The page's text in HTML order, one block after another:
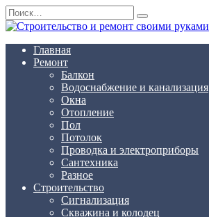
Перейти
к
содержанию
Search
for:
Главная
Ремонт
Балкон
Водоснабжение и канализация
Окна
Отопление
Пол
Потолок
Проводка и электроприборы
Сантехника
Разное
Строительство
Сигнализация
Скважина и колодец